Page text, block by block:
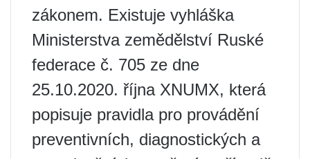
zákonem. Existuje vyhláška
Ministerstva zemědělství Ruské
federace č. 705 ze dne
25.10.2020. října XNUMX, která
popisuje pravidla pro provádění
preventivních, diagnostických a